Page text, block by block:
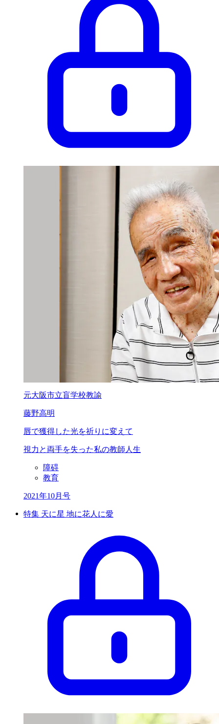
元大阪市立盲学校教諭
藤野高明
唇で獲得した光を祈りに変えて
視力と両手を失った私の教師人生
障碍
教育
2021年10月号
特集 天に星 地に花人に愛